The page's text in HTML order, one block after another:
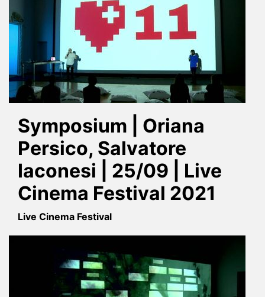
Symposium | Oriana
Persico, Salvatore
Iaconesi | 25/09 | Live
Cinema Festival 2021
Live Cinema Festival